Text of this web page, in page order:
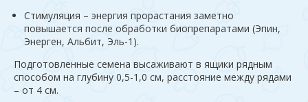
Стимуляция – энергия прорастания заметно
повышается после обработки биопрепаратами (Эпин,
Энерген, Альбит, Эль-1).
Подготовленные семена высаживают в ящики рядным
способом на глубину 0,5-1,0 см, расстояние между рядами
– от 4 см.